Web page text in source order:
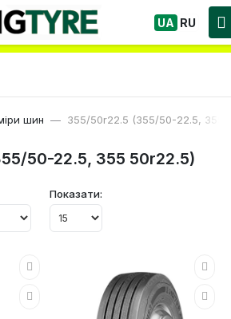
Великий вибір Шин, швидка
по Україні!
UA RU
шин 355/50r22.5 (355/50-22.5, 355
50-22.5, 355 50r22.5)
Показати: